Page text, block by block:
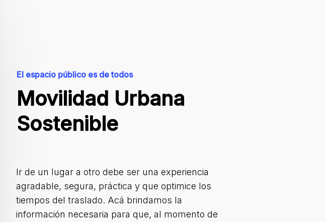
El espacio público es de todos
Movilidad Urbana
Sostenible
Ir de un lugar a otro debe ser una experiencia
agradable, segura, práctica y que optimice los
tiempos del traslado. Acá brindamos la
información necesaria para que, al momento de